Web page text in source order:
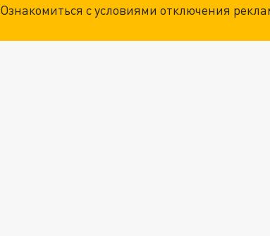
Ознакомиться с условиями отключения